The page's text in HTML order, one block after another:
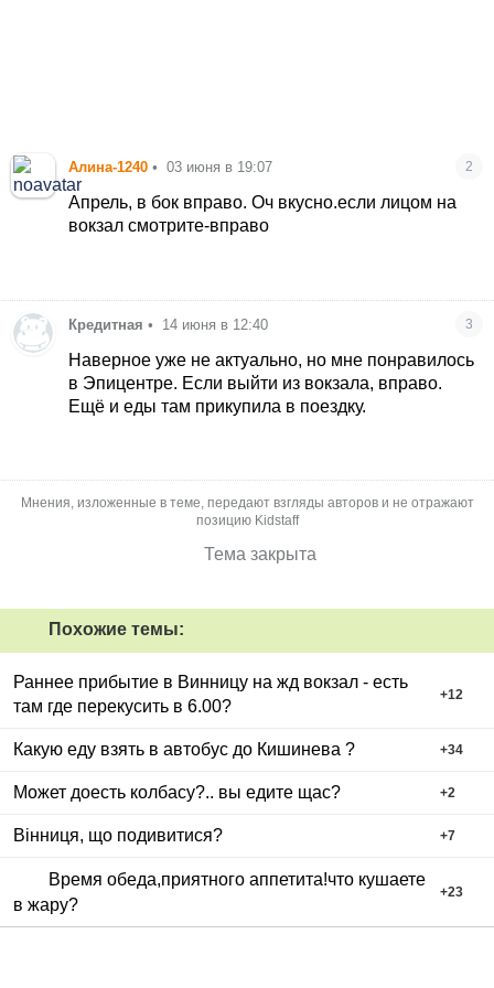
Алина-1240 • 03 июня в 19:07 2
Апрель, в бок вправо. Оч вкусно.если лицом на
вокзал смотрите-вправо
Кредитная • 14 июня в 12:40 3
Наверное уже не актуально, но мне понравилось
в Эпицентре. Если выйти из вокзала, вправо.
Ещё и еды там прикупила в поездку.
Мнения, изложенные в теме, передают взгляды авторов и не отражают
позицию Kidstaff
Тема закрыта
Похожие темы:
Раннее прибытие в Винницу на жд вокзал - есть
там где перекусить в 6.00?
+12
Какую еду взять в автобус до Кишинева ? +34
Может доесть колбасу?.. вы едите щас? +2
Вінниця, що подивитися? +7
Время обеда,приятного аппетита!что кушаете
в жару?
+23